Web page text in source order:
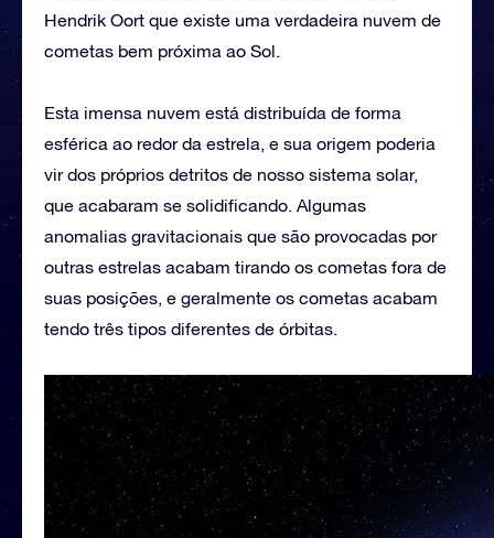
Hendrik Oort que existe uma verdadeira nuvem de
cometas bem próxima ao Sol.
Esta imensa nuvem está distribuída de forma
esférica ao redor da estrela, e sua origem poderia
vir dos próprios detritos de nosso sistema solar,
que acabaram se solidificando. Algumas
anomalias gravitacionais que são provocadas por
outras estrelas acabam tirando os cometas fora de
suas posições, e geralmente os cometas acabam
tendo três tipos diferentes de órbitas.